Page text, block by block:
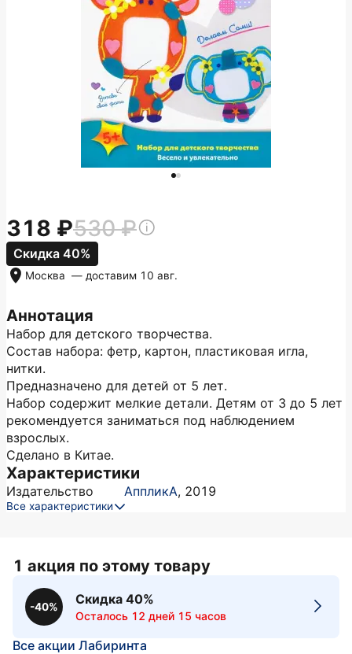
Аннотация
Набор для детского творчества.
Состав набора: фетр, картон, пластиковая игла,
нитки.
Предназначено для детей от 5 лет.
Набор содержит мелкие детали. Детям от 3 до 5 лет
рекомендуется заниматься под наблюдением
взрослых.
Сделано в Китае.
Характеристики
Издательство АппликА, 2019
Все характеристики
318 530
Скидка 40%
Москва — доставим 10 авг.
1 акция по этому товару
-40%
Скидка 40%
Осталось 12 дней 15 часов
Все акции Лабиринта